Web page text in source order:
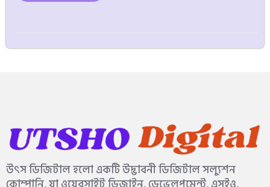
উৎস ডিজিটাল হলো একটি উদ্ভাবনী ডিজিটাল সল্যুশন